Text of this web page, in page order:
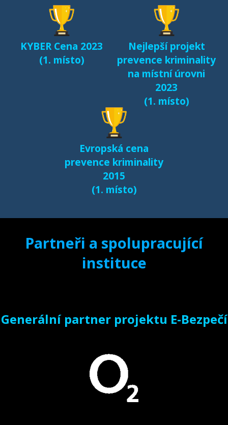
dětí v kyberprostoru
Fenomén Minecraft v
českém prostředí
Další výsledky jsou k
samostatné stránce
e-bezpeci.cz/vyzkum.
KYBER Cena 2023
(1. místo)
Nejlepší projekt
prevence kriminality
na místní úrovni
2023
(1. místo)
Evropská cena
prevence kriminality
2015
(1. místo)
Partneři a spolupracující
instituce
Generální partner projektu E-Bezpečí